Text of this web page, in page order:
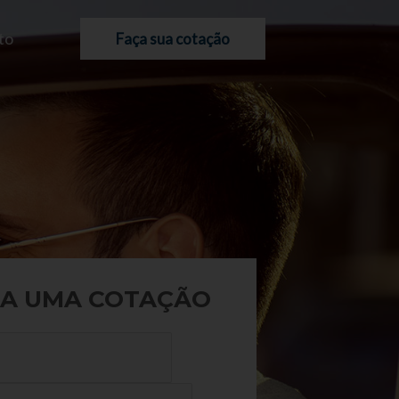
Faça sua cotação
UMA COTAÇÃO